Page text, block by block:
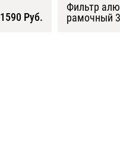
1590 Руб.
Фильтр
рамочный